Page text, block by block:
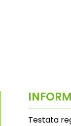
Testata